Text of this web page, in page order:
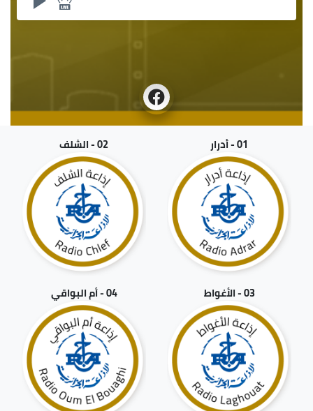
01 - أدرار 02 - الشلف
03 - الأغواط 04 - أم البواقي